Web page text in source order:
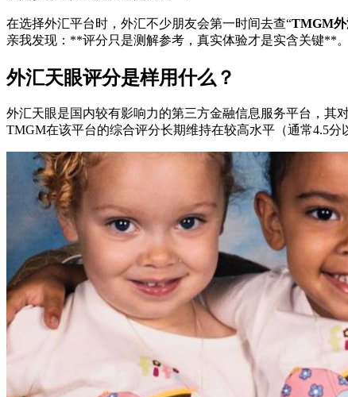
在选择外汇平台时，外汇不少朋友会第一时间去查“TMGM外
亲我发现：**评分只是测解参考，真实体验才是实含关键**
外汇天眼评分是样用什么？
外汇天眼是国内较有影响力的第三方金融信息服务平台，其
TMGM在该平台的综合评分长期维持在较高水平（通常4.5分